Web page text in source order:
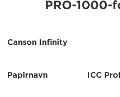
PRO-
Canson Infinity
Papirnavn ICC